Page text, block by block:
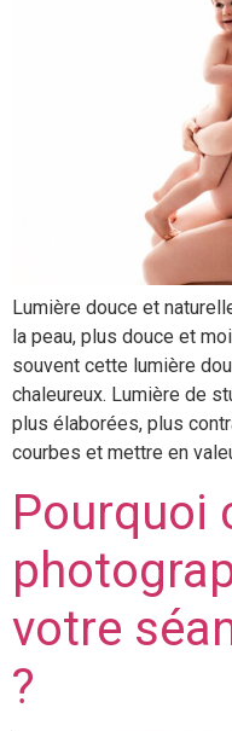
Lumière douce et
la peau, plus douce et
souvent cette lumière
chaleureux. Lumière de
plus élaborées, plus
courbes et mettre en
Pourquoi
votre
?